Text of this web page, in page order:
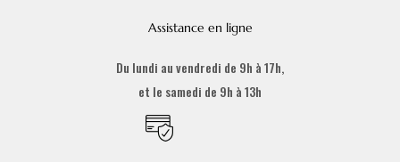
Assistance en ligne
Du lundi au vendredi de 9h à 17h,
et le samedi de 9h à 13h